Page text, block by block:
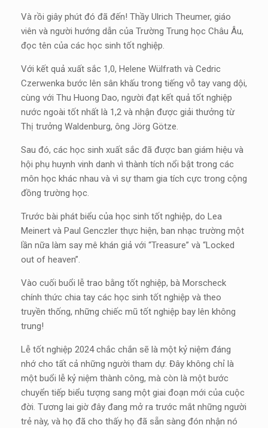
Và rồi giây phút đó đã đến! Thầy Ulrich Theumer, giáo
viên và người hướng dẫn của Trường Trung học Châu Âu,
đọc tên của các học sinh tốt nghiệp.
Với kết quả xuất sắc 1,0, Helene Wülfrath và Cedric
Czerwenka bước lên sân khấu trong tiếng vỗ tay vang dội,
cùng với Thu Huong Dao, người đạt kết quả tốt nghiệp
nước ngoài tốt nhất là 1,2 và nhận được giải thưởng từ
Thị trưởng Waldenburg, ông Jörg Götze.
Sau đó, các học sinh xuất sắc đã được ban giám hiệu và
hội phụ huynh vinh danh vì thành tích nổi bật trong các
môn học khác nhau và vì sự tham gia tích cực trong cộng
đồng trường học.
Trước bài phát biểu của học sinh tốt nghiệp, do Lea
Meinert và Paul Genczler thực hiện, ban nhạc trường một
lần nữa làm say mê khán giả với “Treasure” và “Locked
out of heaven”.
Vào cuối buổi lễ trao bằng tốt nghiệp, bà Morscheck
chính thức chia tay các học sinh tốt nghiệp và theo
truyền thống, những chiếc mũ tốt nghiệp bay lên không
trung!
Lễ tốt nghiệp 2024 chắc chắn sẽ là một kỷ niệm đáng
nhớ cho tất cả những người tham dự. Đây không chỉ là
một buổi lễ kỷ niệm thành công, mà còn là một bước
chuyển tiếp biểu tượng sang một giai đoạn mới của cuộc
đời. Tương lai giờ đây đang mở ra trước mắt những người
trẻ này, và họ đã cho thấy họ đã sẵn sàng đón nhận nó